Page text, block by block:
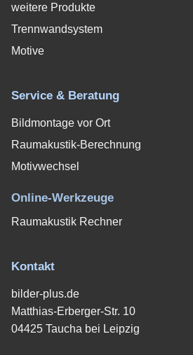
weitere Produkte
Trennwandsystem
Motive
Service & Beratung
Bildmontage vor Ort
Raumakustik-Berechnung
Motivwechsel
Online-Werkzeuge
Raumakustik Rechner
Kontakt
bilder-plus.de
Matthias-Erberger-Str. 10
04425 Taucha bei Leipzig